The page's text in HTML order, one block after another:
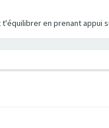
en prenant